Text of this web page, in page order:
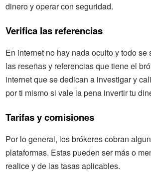
dinero y operar con seguridad.
Verifica las referencias
En internet no hay nada oculto y todo
las reseñas y referencias que tiene el
internet que se dedican a investigar y
por ti mismo si vale la pena invertir tu
Tarifas y comisiones
Por lo general, los brókeres cobran
plataformas. Estas pueden ser más o
realice y de las tasas aplicables.